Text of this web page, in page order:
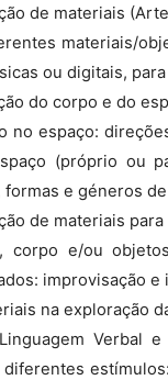
de materiais
materiais/
ou digitais,
do corpo e do
no espaço:
(próprio ou
e géneros
de materiais
corpo e/ou
improvisação e
na exploração
Verbal